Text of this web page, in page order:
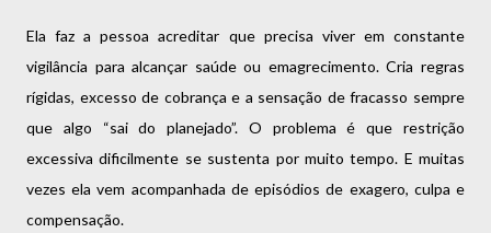
Ela faz a pessoa acreditar que precisa viver em constante
vigilância para alcançar saúde ou emagrecimento. Cria regras
rígidas, excesso de cobrança e a sensação de fracasso sempre
que algo “sai do planejado”. O problema é que restrição
excessiva dificilmente se sustenta por muito tempo. E muitas
vezes ela vem acompanhada de episódios de exagero, culpa e
compensação.